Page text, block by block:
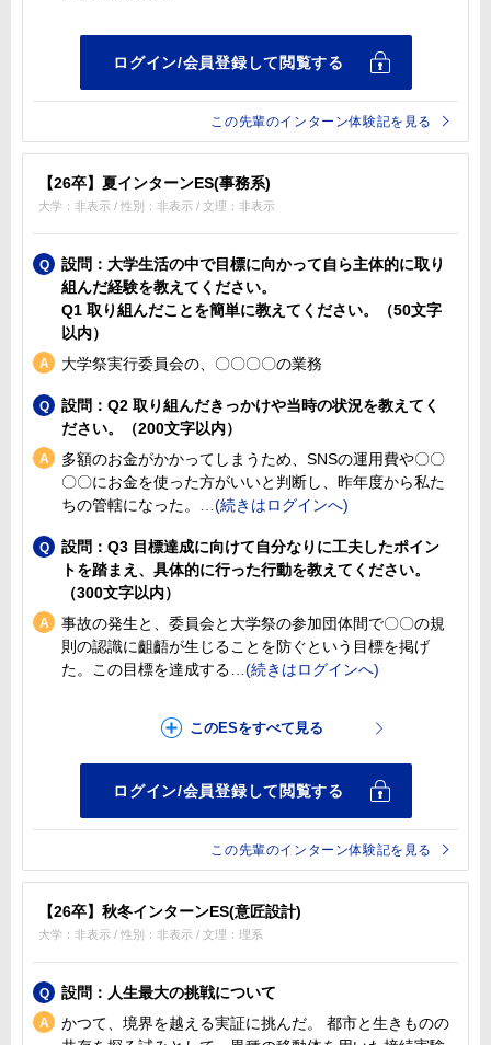
この先輩のインターン体験記を見る
【26卒】夏インターンES(事務系)
大学：非表示 / 性別：非表示 / 文理：非表示
設問：大学生活の中で目標に向かって自ら主体的に取り
組んだ経験を教えてください。
Q1 取り組んだことを簡単に教えてください。（50文字
以内）
大学祭実行委員会の、〇〇〇〇の業務
設問：Q2 取り組んだきっかけや当時の状況を教えてく
ださい。（200文字以内）
多額のお金がかかってしまうため、SNSの運用費や〇〇
〇〇にお金を使った方がいいと判断し、昨年度から私た
ちの管轄になった。
設問：Q3 目標達成に向けて自分なりに工夫したポイン
トを踏まえ、具体的に行った行動を教えてください。
（300文字以内）
事故の発生と、委員会と大学祭の参加団体間で〇〇の規
則の認識に齟齬が生じることを防ぐという目標を掲げ
た。この目標を達成する
この先輩のインターン体験記を見る
【26卒】秋冬インターンES(意匠設計)
大学：非表示 / 性別：非表示 / 文理：理系
設問：人生最大の挑戦について
かつて、境界を越える実証に挑んだ。 都市と生きものの